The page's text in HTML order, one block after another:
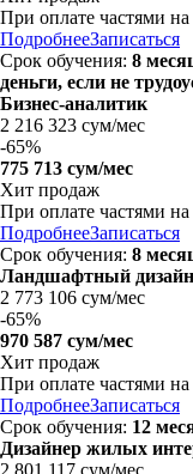
При оплате частями на
ПодробнееЗаписаться
Срок обучения: 8
деньги, если не
Бизнес-аналитик
2 216 323 сум/мес
-65%
775 713 сум/мес
Хит продаж
При оплате частями на
ПодробнееЗаписаться
Срок обучения: 8
Ландшафтный
2 773 106 сум/мес
-65%
970 587 сум/мес
Хит продаж
При оплате частями на
ПодробнееЗаписаться
Срок обучения: 12
Дизайнер жилых
2 801 117 сум/мес